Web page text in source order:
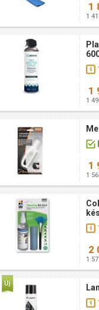
1
1
1
1
1
1
2
1